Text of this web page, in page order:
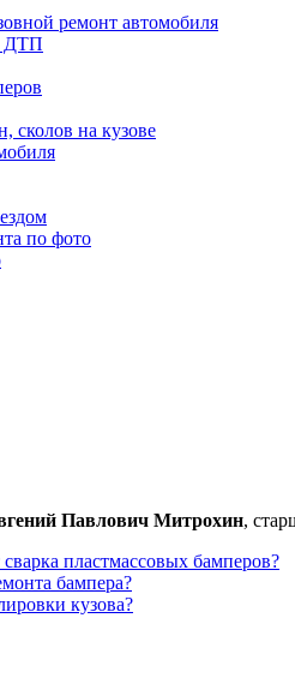
ремонт автомобиля
ДТП
сколов на кузове
по фото
Павлович Митрохин,
пластмассовых бамперов?
бампера?
кузова?